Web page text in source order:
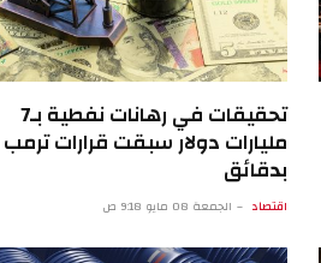
تحقيقات في رهانات نفطية بـ7
مليارات دولار سبقت قرارات ترمب
بدقائق
اقتصاد الجمعة 08 مايو 9:18 ص